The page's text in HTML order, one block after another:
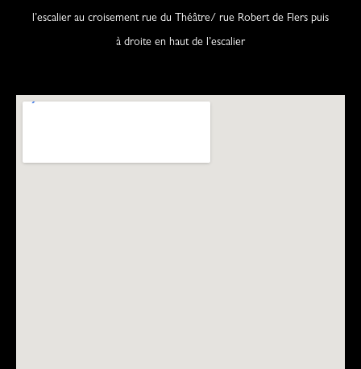
l’escalier au croisement rue du Théâtre/ rue Robert de Flers puis
à droite en haut de l’escalier